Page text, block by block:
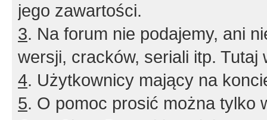
jego zawartości.
3. Na forum nie podajemy, ani
wersji, cracków, seriali itp. Tutaj
4. Użytkownicy mający na
5. O pomoc prosić można tylko